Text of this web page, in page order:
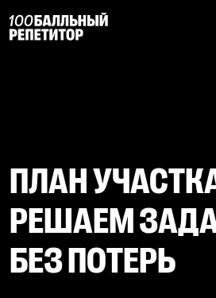
ПЛАН
РЕШАЕМ
БЕЗ ПОТЕРЬ